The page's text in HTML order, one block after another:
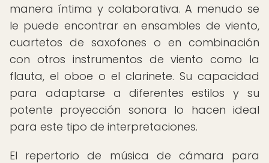
manera íntima y colaborativa. A menudo se
le puede encontrar en ensambles de viento,
cuartetos de saxofones o en combinación
con otros instrumentos de viento como la
flauta, el oboe o el clarinete. Su capacidad
para adaptarse a diferentes estilos y su
potente proyección sonora lo hacen ideal
para este tipo de interpretaciones.
El repertorio de música de cámara para